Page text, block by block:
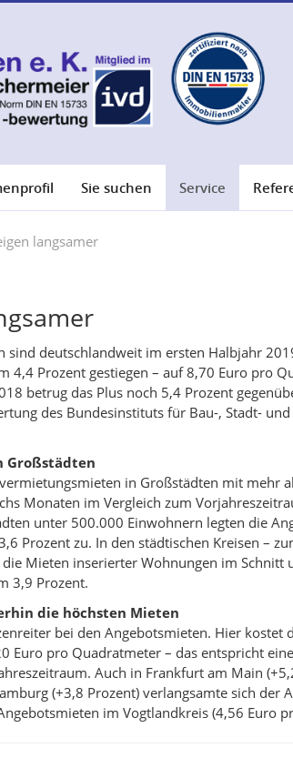
Sie suchen Service
langsamer
sind deutschlandweit im ersten Halbjahr
4,4 Prozent gestiegen – auf 8,70 Euro pro
betrug das Plus noch 5,4 Prozent
des Bundesinstituts für Bau-, Stadt- und
Großstädten
in Großstädten mit mehr
Monaten im Vergleich zum
unter 500.000 Einwohnern legten die
Prozent zu. In den städtischen Kreisen –
Mieten inserierter Wohnungen im Schnitt
3,9 Prozent.
die höchsten Mieten
bei den Angebotsmieten. Hier kostet
Euro pro Quadratmeter – das entspricht
Auch in Frankfurt am Main
(+3,8 Prozent) verlangsamte sich der
im Vogtlandkreis (4,56 Euro